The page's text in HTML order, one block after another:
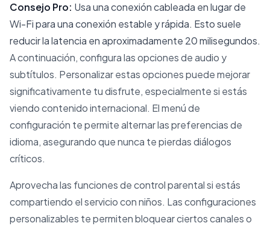
Consejo Pro: Usa una conexión cableada en lugar de
Wi-Fi para una conexión estable y rápida. Esto suele
reducir la latencia en aproximadamente 20 milisegundos.
A continuación, configura las opciones de audio y
subtítulos. Personalizar estas opciones puede mejorar
significativamente tu disfrute, especialmente si estás
viendo contenido internacional. El menú de
configuración te permite alternar las preferencias de
idioma, asegurando que nunca te pierdas diálogos
críticos.
Aprovecha las funciones de control parental si estás
compartiendo el servicio con niños. Las configuraciones
personalizables te permiten bloquear ciertos canales o